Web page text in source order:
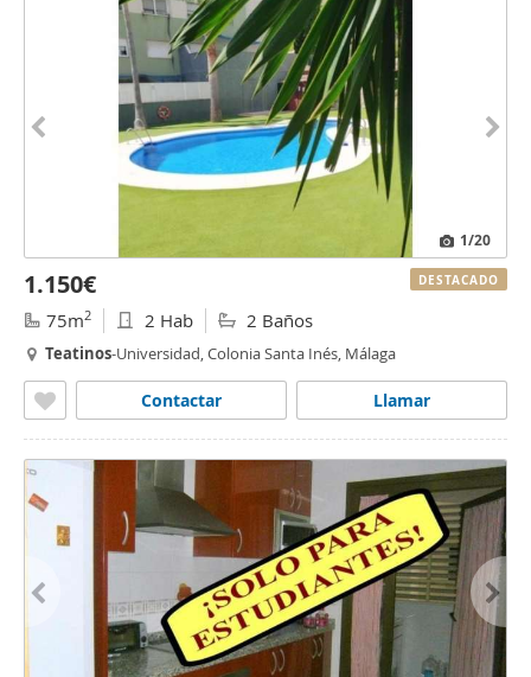
1/20
1.150€
75m2 2 Hab 2 Baños
Teatinos-Universidad, Colonia Santa Inés, Málaga
Llamar
Contactar
DESTACADO